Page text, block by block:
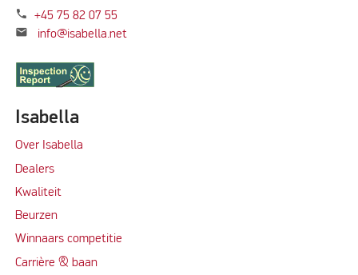
phone +45 75 82 07 55
mail info@isabella.net
Isabella
Over Isabella
Dealers
Kwaliteit
Beurzen
Winnaars competitie
Carrière & baan